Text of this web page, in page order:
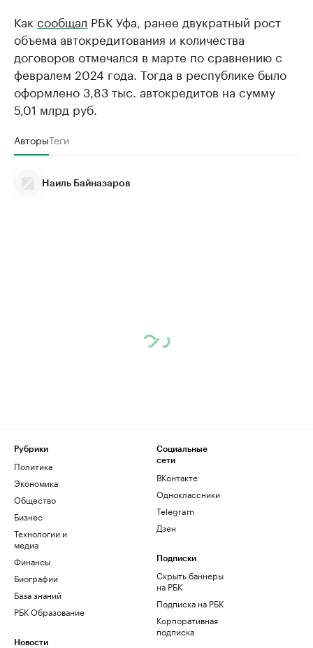
Как сообщал РБК Уфа, ранее двукратный рост
объема автокредитования и количества
договоров отмечался в марте по сравнению с
февралем 2024 года. Тогда в республике было
оформлено 3,83 тыс. автокредитов на сумму
5,01 млрд руб.
АвторыТеги
Наиль Байназаров
Рубрики
Политика
Экономика
Общество
Бизнес
Технологии и
медиа
Финансы
Биографии
База знаний
РБК Образование
Новости
Социальные
сети
ВКонтакте
Одноклассники
Telegram
Дзен
Подписки
Скрыть баннеры
на РБК
Подписка на РБК
Корпоративная
подписка